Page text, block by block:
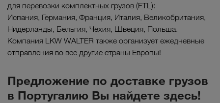
для перевозки комплектных грузов (FTL):
Испания, Германия, Франция, Италия, Великобритания,
Нидерланды, Бельгия, Чехия, Швеция, Польша.
Компания LKW WALTER также организует ежедневные
отправления во все другие страны Европы!
Предложение по доставке грузов
в Португалию Вы найдете здесь!